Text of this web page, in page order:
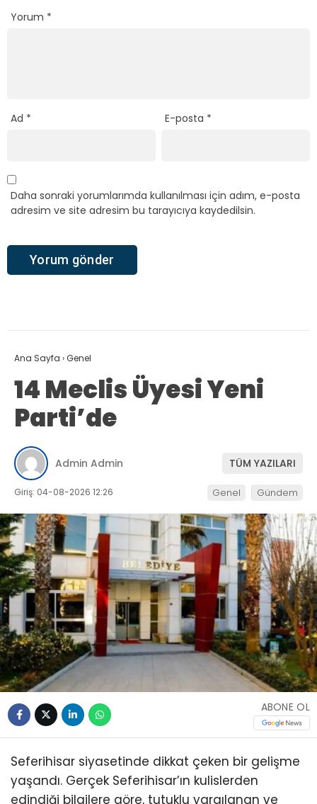
Yorum *
Ad * E-posta *
Daha sonraki yorumlarımda kullanılması için adım, e-posta
adresim ve site adresim bu tarayıcıya kaydedilsin.
Ana Sayfa ›Genel
14 Meclis Üyesi Yeni
Parti’de
Admin Admin TÜM YAZILARI
Giriş: 04-08-2026 12:26 Genel Gündem
ABONE OL
Seferihisar siyasetinde dikkat çeken bir gelişme
yaşandı. Gerçek Seferihisar’ın kulislerden
edindiği bilgilere göre, tutuklu yargılanan ve